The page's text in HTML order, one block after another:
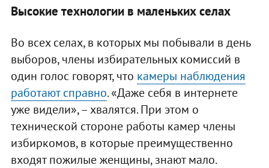
Высокие технологии в маленьких селах
Во всех селах, в которых мы побывали в день
выборов, члены избирательных комиссий в
один голос говорят, что камеры наблюдения
работают справно. «Даже себя в интернете
уже видели», – хвалятся. При этом о
технической стороне работы камер члены
избиркомов, в которые преимущественно
входят пожилые женщины, знают мало.